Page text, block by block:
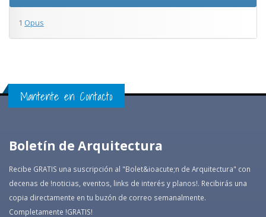
1 Opus
Mantente en Contacto
Boletín de Arquitectura
Recibe GRATIS una suscripción al "Bolet&ioacute;­n de Arquitectura" con
decenas de !noticias, eventos, links de interés y planos!. Recibirás una
copia directamente en tu buzón de correo semanalmente.
Completamente !GRATIS!